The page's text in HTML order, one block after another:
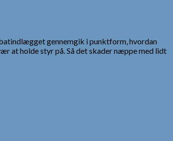
gennemgik i punktform, hvordan
at holde styr på. Så det skader næppe med lidt